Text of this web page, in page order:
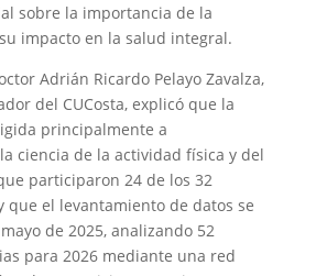
sobre la importancia de la
impacto en la salud integral.
Adrián Ricardo Pelayo Zavalza,
del CUCosta, explicó que la
principalmente a
ciencia de la actividad física y del
participaron 24 de los 32
que el levantamiento de datos se
de 2025, analizando 52
para 2026 mediante una red